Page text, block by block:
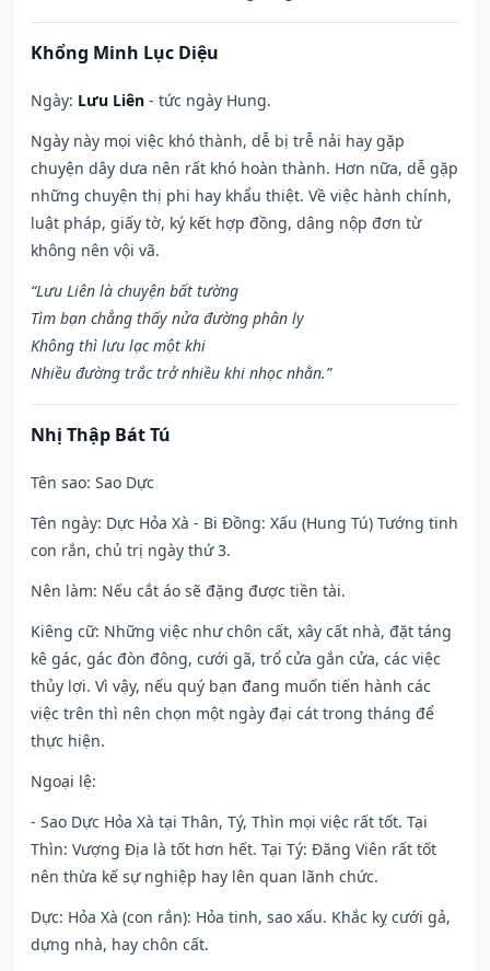
Khổng Minh Lục Diệu
Ngày: Lưu Liên - tức ngày Hung.
Ngày này mọi việc khó thành, dễ bị trễ nải hay gặp
chuyện dây dưa nên rất khó hoàn thành. Hơn nữa, dễ gặp
những chuyện thị phi hay khẩu thiệt. Về việc hành chính,
luật pháp, giấy tờ, ký kết hợp đồng, dâng nộp đơn từ
không nên vội vã.
“Lưu Liên là chuyện bất tường
Tìm bạn chẳng thấy nửa đường phân ly
Không thì lưu lạc một khi
Nhiều đường trắc trở nhiều khi nhọc nhằn.”
Nhị Thập Bát Tú
Tên sao: Sao Dực
Tên ngày: Dực Hỏa Xà - Bi Đồng: Xấu (Hung Tú) Tướng tinh
con rắn, chủ trị ngày thứ 3.
Nên làm: Nếu cắt áo sẽ đặng được tiền tài.
Kiêng cữ: Những việc như chôn cất, xây cất nhà, đặt táng
kê gác, gác đòn đông, cưới gã, trổ cửa gắn cửa, các việc
thủy lợi. Vì vậy, nếu quý bạn đang muốn tiến hành các
việc trên thì nên chọn một ngày đại cát trong tháng để
thực hiện.
Ngoại lệ:
- Sao Dực Hỏa Xà tại Thân, Tý, Thìn mọi việc rất tốt. Tại
Thìn: Vượng Địa là tốt hơn hết. Tại Tý: Đăng Viên rất tốt
nên thừa kế sự nghiệp hay lên quan lãnh chức.
Dực: Hỏa Xà (con rắn): Hỏa tinh, sao xấu. Khắc kỵ cưới gả,
dựng nhà, hay chôn cất.